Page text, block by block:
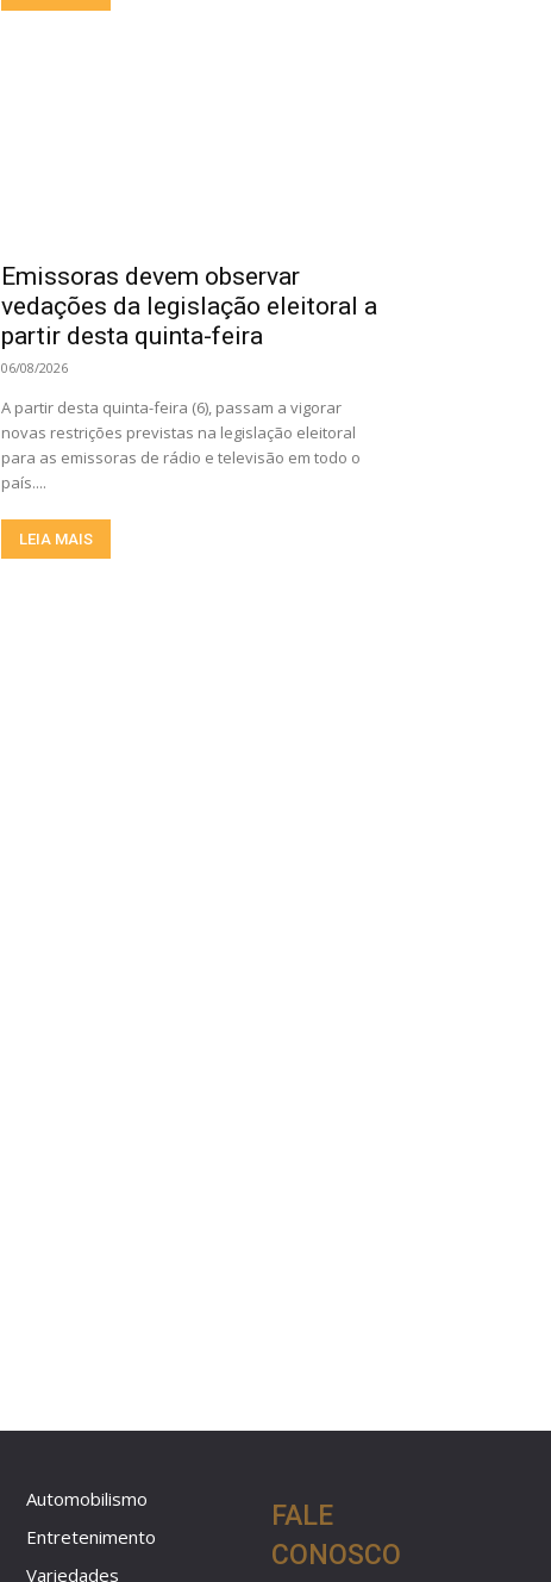
Emissoras devem observar
vedações da legislação eleitoral a
partir desta quinta-feira
06/08/2026
A partir desta quinta-feira (6), passam a vigorar
novas restrições previstas na legislação eleitoral
para as emissoras de rádio e televisão em todo o
país....
LEIA MAIS
Automobilismo
Entretenimento
Variedades
FALE
CONOSCO